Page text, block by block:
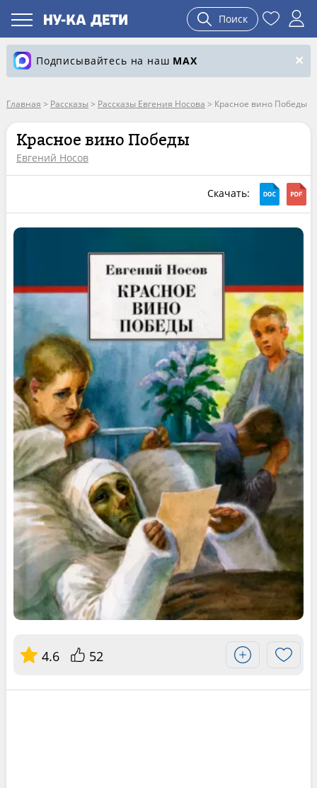
Поиск
Подписывайтесь на наш MAX
Главная > Рассказы > Рассказы Евгения Носова > Красное вино Победы
Красное вино Победы
Евгений Носов
Скачать:
4.6 52